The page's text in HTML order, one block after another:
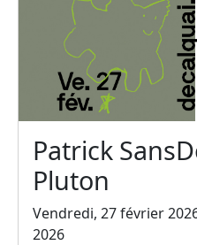
Patrick
Pluton
Vendredi, 27 février
2026